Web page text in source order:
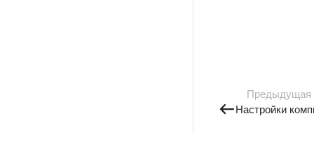
Предыдущая
Настройки